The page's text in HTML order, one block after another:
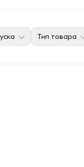
Тип товара